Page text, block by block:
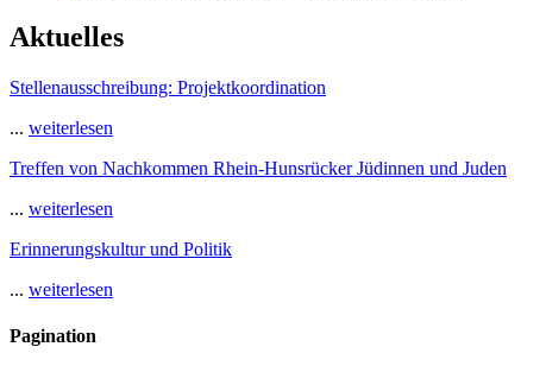
Aktuelles
Stellenausschreibung: Projektkoordination
... weiterlesen
Treffen von Nachkommen Rhein-Hunsrücker Jüdinnen und Juden
... weiterlesen
Erinnerungskultur und Politik
... weiterlesen
Pagination